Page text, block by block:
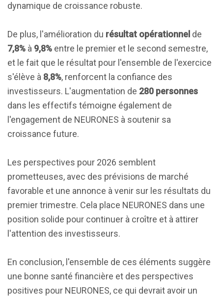
dynamique de croissance robuste.
De plus, l'amélioration du résultat opérationnel de
7,8% à 9,8% entre le premier et le second semestre,
et le fait que le résultat pour l'ensemble de l'exercice
s'élève à 8,8%, renforcent la confiance des
investisseurs. L'augmentation de 280 personnes
dans les effectifs témoigne également de
l'engagement de NEURONES à soutenir sa
croissance future.
Les perspectives pour 2026 semblent
prometteuses, avec des prévisions de marché
favorable et une annonce à venir sur les résultats du
premier trimestre. Cela place NEURONES dans une
position solide pour continuer à croître et à attirer
l'attention des investisseurs.
En conclusion, l'ensemble de ces éléments suggère
une bonne santé financière et des perspectives
positives pour NEURONES, ce qui devrait avoir un